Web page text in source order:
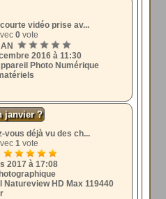
vidéo prise av...
0 vote
2016 à 11:30
Photo Numérique
janvier ?
vous déjà vu des ch...
1 vote
2017 à 17:08
Natureview HD Max 119440